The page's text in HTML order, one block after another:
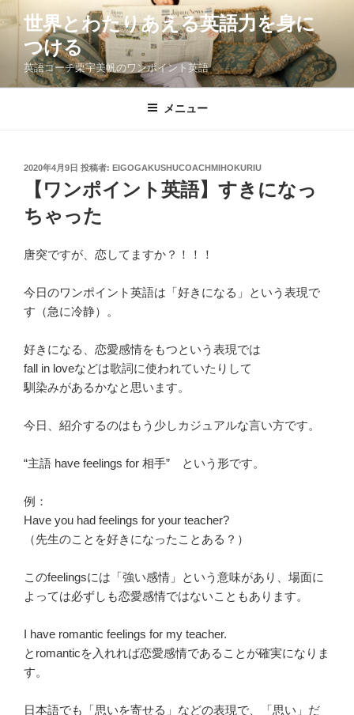
ン
ツ
世界とわたりあえる英語力を身に
つける
英語コーチ栗宇美帆のワンポイント英語
メニュー
投
2020年4月9日 投稿者: EIGOGAKUSHUCOACHMIHOKURIU
【ワンポイント英語】すきになっ
ちゃった
唐突ですが、恋してますか？！！！
今日のワンポイント英語は「好きになる」という表現で
す（急に冷静）。
好きになる、恋愛感情をもつという表現では
fall in loveなどは歌詞に使われていたりして
馴染みがあるかなと思います。
今日、紹介するのはもう少しカジュアルな言い方です。
“主語 have feelings for 相手” という形です。
例：
Have you had feelings for your teacher?
（先生のことを好きになったことある？）
このfeelingsには「強い感情」という意味があり、場面に
よっては必ずしも恋愛感情ではないこともあります。
I have romantic feelings for my teacher.
とromanticを入れれば恋愛感情であることが確実になりま
す。
日本語でも「思いを寄せる」などの表現で、「思い」だ